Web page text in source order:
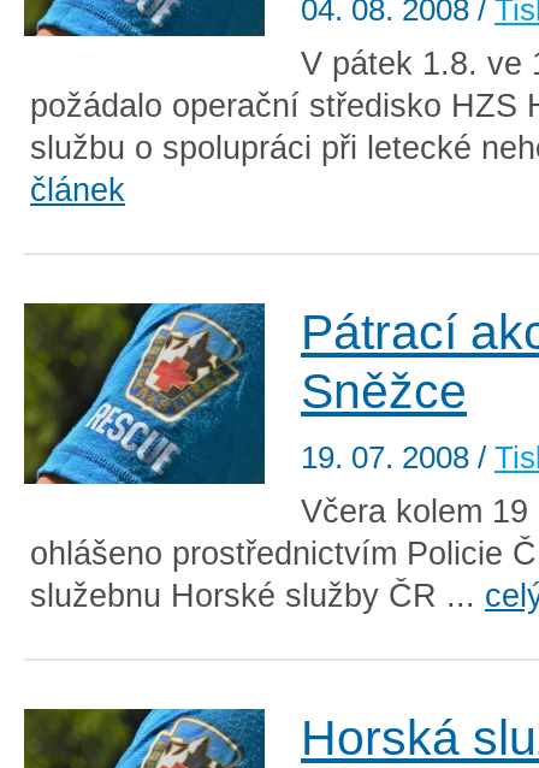
04. 08. 2008 /
V pátek 1.8. ve
požádalo operační středisko HZS
službu o spolupráci při letecké
článek
Pátrací
Sněžce
19. 07. 2008 /
Včera kolem
ohlášeno prostřednictvím Policie
služebnu Horské služby ČR ...
Horská